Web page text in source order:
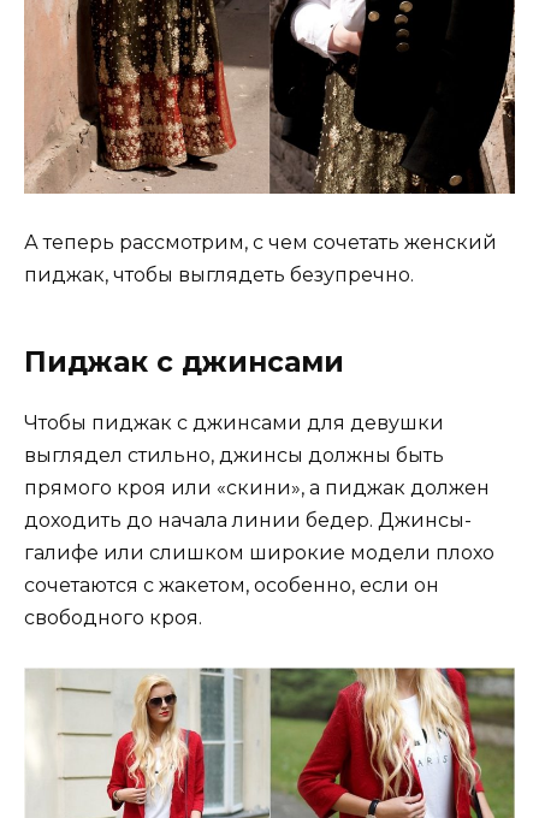
А теперь рассмотрим, с чем сочетать женский
пиджак, чтобы выглядеть безупречно.
Пиджак с джинсами
Чтобы пиджак с джинсами для девушки
выглядел стильно, джинсы должны быть
прямого кроя или «скини», а пиджак должен
доходить до начала линии бедер. Джинсы-
галифе или слишком широкие модели плохо
сочетаются с жакетом, особенно, если он
свободного кроя.